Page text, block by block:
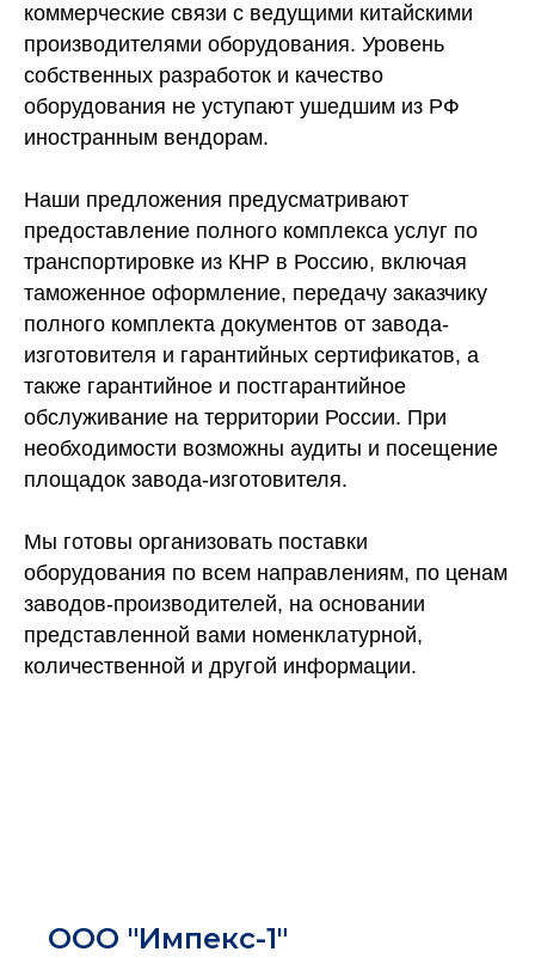
коммерческие связи с ведущими китайскими
производителями оборудования. Уровень
собственных разработок и качество
оборудования не уступают ушедшим из РФ
иностранным вендорам.
Наши предложения предусматривают
предоставление полного комплекса услуг по
транспортировке из КНР в Россию, включая
таможенное оформление, передачу заказчику
полного комплекта документов от завода-
изготовителя и гарантийных сертификатов, а
также гарантийное и постгарантийное
обслуживание на территории России. При
необходимости возможны аудиты и посещение
площадок завода-изготовителя.
Мы готовы организовать поставки
оборудования по всем направлениям, по ценам
заводов-производителей, на основании
представленной вами номенклатурной,
количественной и другой информации.
ООО "Импекс-1"